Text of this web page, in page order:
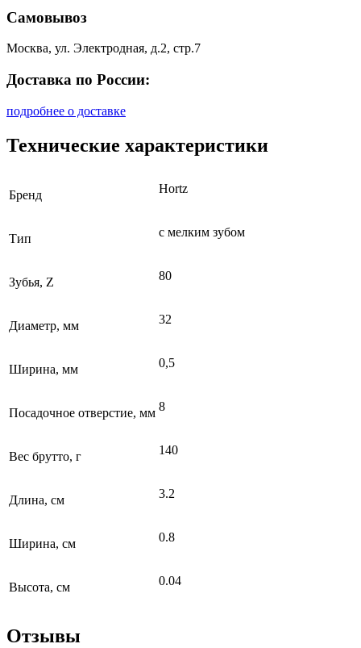
Самовывоз
Москва, ул. Электродная, д.2, стр.7
Доставка по России:
подробнее о доставке
Технические характеристики
Бренд Hortz
Тип с мелким зубом
Зубья, Z 80
Диаметр, мм 32
Ширина, мм 0,5
Посадочное отверстие, мм 8
Вес брутто, г 140
Длина, см 3.2
Ширина, см 0.8
Высота, см 0.04
Отзывы